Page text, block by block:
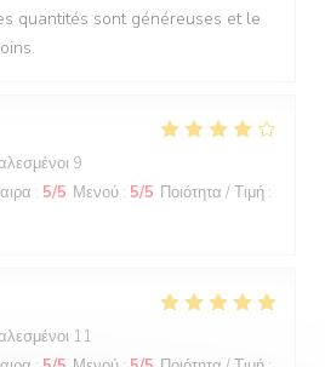
quantités sont généreuses et le
9
: 5/5 Μενού : 5/5 Ποιότητα / Τιμή :
11